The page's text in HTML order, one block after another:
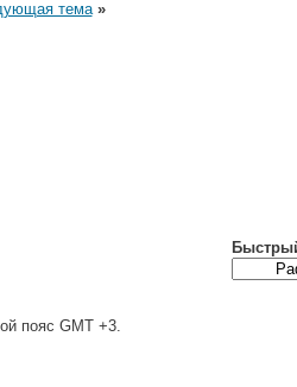
тема »
пояс GMT +3.